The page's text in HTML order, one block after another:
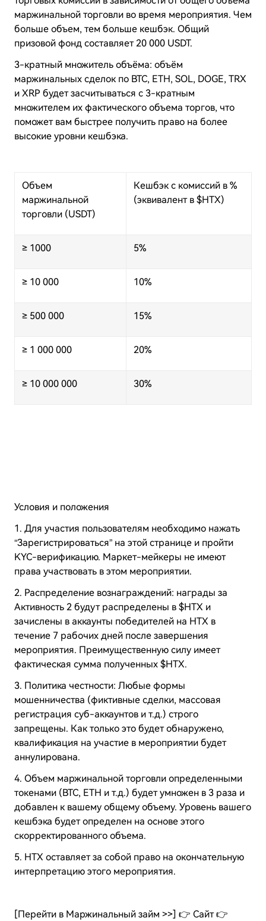
маржинальной торговли во время мероприятия. Чем
больше объем, тем больше кешбэк. Общий
призовой фонд составляет 20 000 USDT.
3-кратный множитель объёма: объём
маржинальных сделок по BTC, ETH, SOL, DOGE, TRX
и XRP будет засчитываться с 3-кратным
множителем их фактического объема торгов, что
поможет вам быстрее получить право на более
высокие уровни кешбэка.
Объем
маржинальной
торговли (USDT)
Кешбэк с комиссий в %
(эквивалент в $HTX)
≥ 1000 5%
≥ 10 000 10%
≥ 500 000 15%
≥ 1 000 000 20%
≥ 10 000 000 30%
Условия и положения
1. Для участия пользователям необходимо нажать
“Зарегистрироваться” на этой странице и пройти
KYC-верификацию. Маркет-мейкеры не имеют
права участвовать в этом мероприятии.
2. Распределение вознаграждений: награды за
Активность 2 будут распределены в $HTX и
зачислены в аккаунты победителей на HTX в
течение 7 рабочих дней после завершения
мероприятия. Преимущественную силу имеет
фактическая сумма полученных $HTX.
3. Политика честности: Любые формы
мошенничества (фиктивные сделки, массовая
регистрация суб-аккаунтов и т.д.) строго
запрещены. Как только это будет обнаружено,
квалификация на участие в мероприятии будет
аннулирована.
4. Объем маржинальной торговли определенными
токенами (BTC, ETH и т.д.) будет умножен в 3 раза и
добавлен к вашему общему объему. Уровень вашего
кешбэка будет определен на основе этого
скорректированного объема.
5. HTX оставляет за собой право на окончательную
интерпретацию этого мероприятия.
[Перейти в Маржинальный займ >>] 👉 Сайт 👉